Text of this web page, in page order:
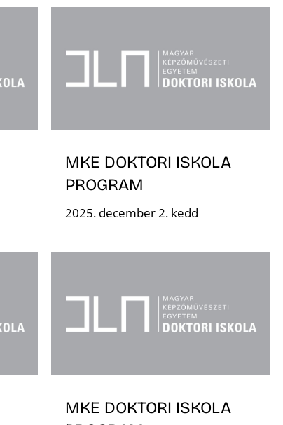
MKE DOKTORI ISKOLA
PROGRAM
2025. december 2. kedd
MKE DOKTORI ISKOLA